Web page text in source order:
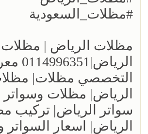
#مظلات_السعودية
مظلات الرياض | مظلات
التخصصي مظلات|
الرياض| مظلات وسواتر
سواتر الرياض| تركيب
الرياض| اسعار السواتر